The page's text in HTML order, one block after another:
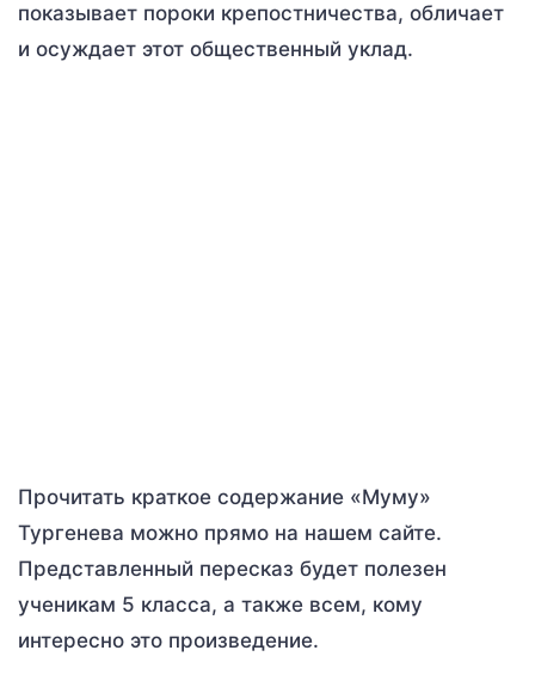
показывает пороки крепостничества, обличает
и осуждает этот общественный уклад.
Прочитать краткое содержание «Муму»
Тургенева можно прямо на нашем сайте.
Представленный пересказ будет полезен
ученикам 5 класса, а также всем, кому
интересно это произведение.